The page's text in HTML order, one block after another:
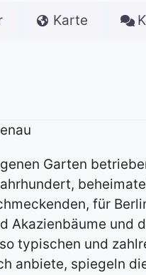
Karte
Garten
für
Akazienbäume und
typischen und
anbiete, spiegeln